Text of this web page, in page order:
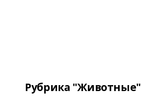
Рубрика "Животные"